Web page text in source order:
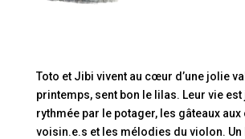
Toto et Jibi vivent au cœur d’une jolie
printemps, sent bon le lilas. Leur vie
rythmée par le potager, les gâteaux
voisin.e.s et les mélodies du violon. Un